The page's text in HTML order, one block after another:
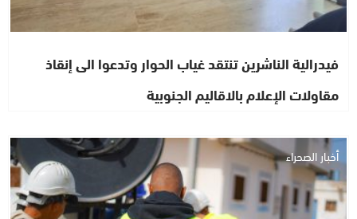
فيدرالية الناشرين تنتقد غياب الحوار وتدعوا الى إنقاذ
مقاولات الإعلام بالاقاليم الجنوبية
أخبار الصحراء